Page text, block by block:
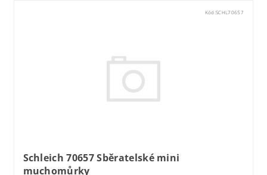
Kód:SCHL70657
Schleich 70657 Sběratelské mini
muchomůrky